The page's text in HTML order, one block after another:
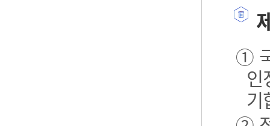
①
인
기